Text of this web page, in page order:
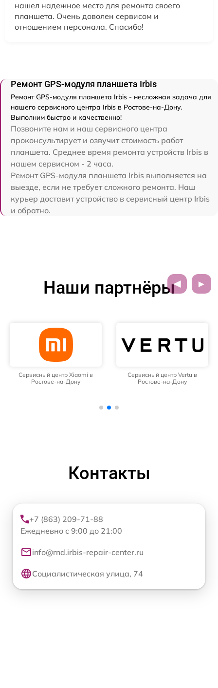
нашел надежное место для ремонта своего
планшета. Очень доволен сервисом и
отношением персонала. Спасибо!
Ремонт GPS-модуля планшета Irbis
Ремонт GPS-модуля планшета Irbis - несложная задача для
нашего сервисного центра Irbis в Ростове-на-Дону.
Выполним быстро и качественно!
Позвоните нам и наш сервисного центра
проконсультирует и озвучит стоимость работ
планшета. Среднее время ремонта устройств Irbis в
нашем сервисном - 2 часа.
Ремонт GPS-модуля планшета Irbis выполняется на
выезде, если не требует сложного ремонта. Наш
курьер доставит устройство в сервисный центр Irbis
и обратно.
Наши партнёры
Сервисный центр Xiaomi в
Ростове-на-Дону
Сервисный центр Vertu в
Ростове-на-Дону
Контакты
+7 (863) 209-71-88
Ежедневно с 9:00 до 21:00
info@rnd.irbis-repair-center.ru
Социалистическая улица, 74